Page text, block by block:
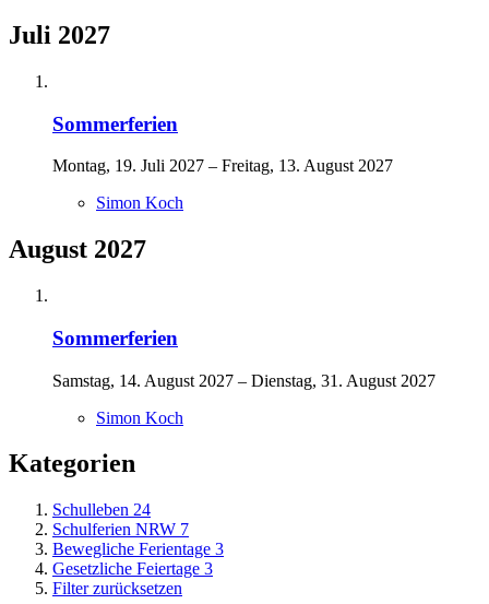
Juli 2027
Sommerferien
Montag, 19. Juli 2027 – Freitag, 13. August 2027
Simon Koch
August 2027
Sommerferien
Samstag, 14. August 2027 – Dienstag, 31. August 2027
Simon Koch
Kategorien
Schulleben 24
Schulferien NRW 7
Bewegliche Ferientage 3
Gesetzliche Feiertage 3
Filter zurücksetzen